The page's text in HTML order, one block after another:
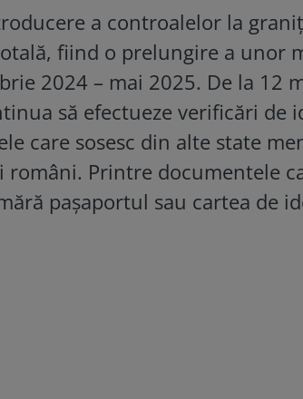
a controalelor la
fiind o prelungire a unor
2024 – mai 2025. De la 12
să efectueze verificări de
care sosesc din alte state
români. Printre documentele
pașaportul sau cartea de